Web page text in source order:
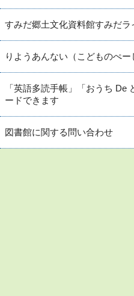
すみだ郷土文化資料館すみだ
りようあんない（こどものぺー
「英語多読手帳」「おうち De
ードできます
図書館に関する問い合わせ